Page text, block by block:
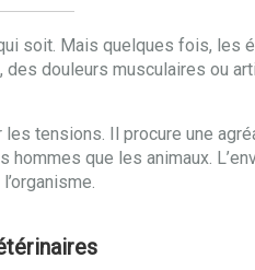
soit. Mais quelques fois, les
douleurs musculaires ou
tensions. Il procure une
que les animaux.